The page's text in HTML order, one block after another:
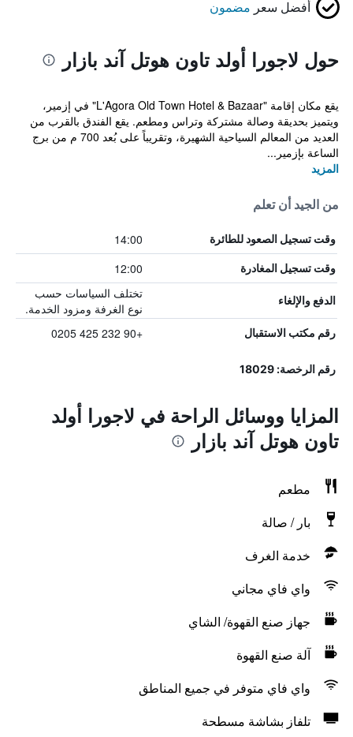
أفضل سعر مضمون
حول لاجورا أولد تاون هوتل آند بازار
يقع مكان إقامة "L'Agora Old Town Hotel & Bazaar" في إزمير،
ويتميز بحديقة وصالة مشتركة وتراس ومطعم. يقع الفندق بالقرب من
العديد من المعالم السياحية الشهيرة، وتقريباً على بُعد 700 م من برج
الساعة بإزمير...
المزيد
من الجيد أن تعلم
وقت تسجيل الصعود للطائرة 14:00
وقت تسجيل المغادرة 12:00
الدفع والإلغاء
تختلف السياسات حسب
نوع الغرفة ومزود الخدمة.
رقم مكتب الاستقبال +90 232 425 0205
رقم الرخصة: 18029
المزايا ووسائل الراحة في لاجورا أولد
تاون هوتل آند بازار
مطعم
بار / صالة
خدمة الغرف
واي فاي مجاني
جهاز صنع القهوة/ الشاي
آلة صنع القهوة
واي فاي متوفر في جميع المناطق
تلفاز بشاشة مسطحة